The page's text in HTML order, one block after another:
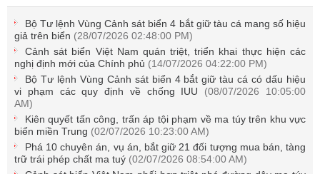
Bộ Tư lệnh Vùng Cảnh sát biển 4 bắt giữ tàu cá mang số hiệu
giả trên biển (28/07/2026 02:48:00 PM)
Cảnh sát biển Việt Nam quán triệt, triển khai thực hiện các
nghị định mới của Chính phủ (14/07/2026 04:22:00 PM)
Bộ Tư lệnh Vùng Cảnh sát biển 4 bắt giữ tàu cá có dấu hiệu
vi phạm các quy định về chống IUU (08/07/2026 10:05:00
AM)
Kiên quyết tấn công, trấn áp tội phạm về ma túy trên khu vực
biển miền Trung (02/07/2026 10:23:00 AM)
Phá 10 chuyên án, vụ án, bắt giữ 21 đối tượng mua bán, tàng
trữ trái phép chất ma tuý (02/07/2026 08:54:00 AM)